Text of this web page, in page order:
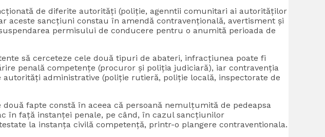
de diferite autorități (poliție, agenntii comunitari ai autorităților
aceste sancțiuni constau în amendă contravențională, avertisment și
permisului de conducere pentru o anumită perioada de
să cerceteze cele două tipuri de abateri, infracțiunea poate fi
penală competențe (procuror și poliția judiciară), iar contravenția
autorități administrative (poliție rutieră, poliție locală, inspectorate de
fapte constă în aceea că persoană nemulțumită de pedeapsa
în față instanței penale, pe când, în cazul sancțiunilor
la instanța civilă competență, printr-o plangere contraventionala.